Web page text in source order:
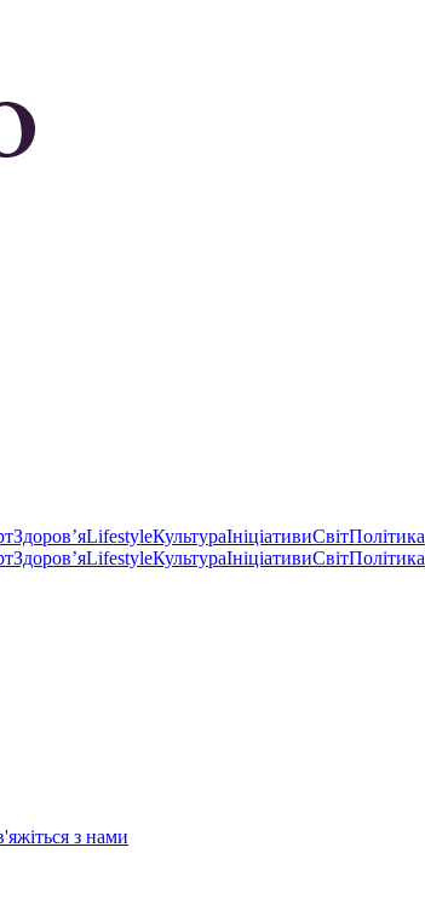
ЗдоровʼяLifestyleКультураІніціативиСвітПолітика
ЗдоровʼяLifestyleКультураІніціативиСвітПолітика
з нами